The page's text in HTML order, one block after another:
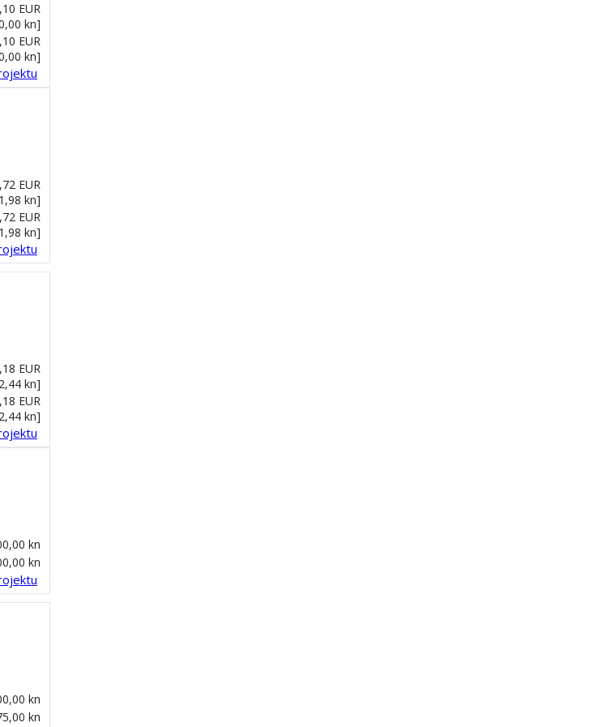
EUR
kn]
EUR
kn]
EUR
kn]
EUR
kn]
EUR
kn]
EUR
kn]
kn
kn
kn
kn